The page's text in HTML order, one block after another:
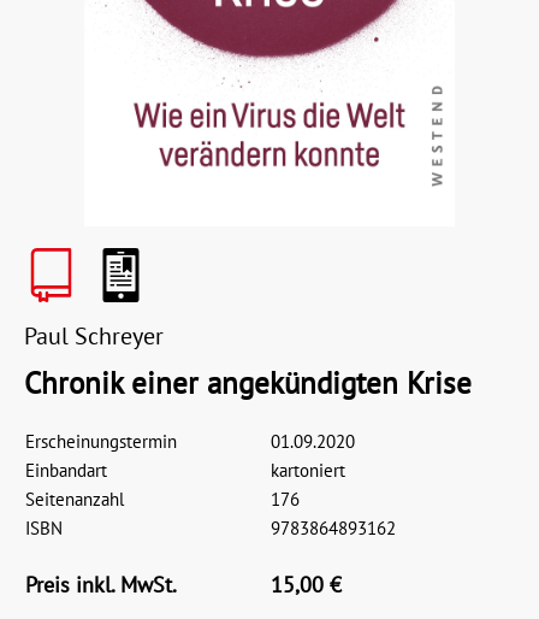
Paul Schreyer
Chronik einer angekündigten Krise
Erscheinungstermin
01.09.2020
Einbandart
kartoniert
Seitenanzahl
176
ISBN
9783864893162
Preis inkl. MwSt. 15,00 €